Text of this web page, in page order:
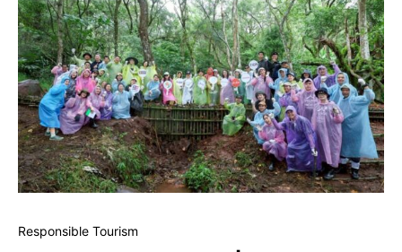
Responsible Tourism